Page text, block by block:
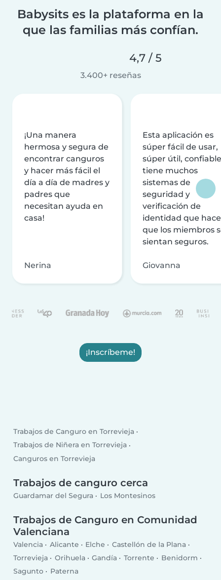
Babysits es la plataforma en la
que las familias más confían.
4,7 / 5
3.400+ reseñas
¡Una manera
hermosa y segura de
encontrar canguros
y hacer más fácil el
día a día de madres y
padres que
necesitan ayuda en
casa!
Nerina
Esta aplicación es
súper fácil de usar,
súper útil,
tiene muchos
sistemas de
seguridad y
verificación de
identidad que
que los miembros
sientan seguros.
Giovanna
¡Inscríbeme!
Trabajos de Canguro en Torrevieja
Trabajos de Niñera en Torrevieja
Canguros en Torrevieja
Trabajos de canguro cerca
Guardamar del Segura Los Montesinos
Trabajos de Canguro en Comunidad
Valenciana
Valencia Alicante Elche
Castellón de la Plana
Torrevieja
Orihuela Gandía Torrente
Benidorm
Sagunto
Paterna